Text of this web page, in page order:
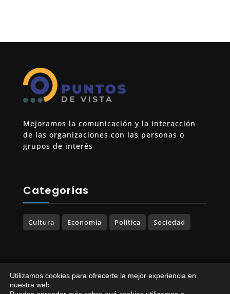
Mejoramos la comunicación y la interacción
de las organizaciones con las personas o
grupos de interés
Categorías
Cultura Economía Política Sociedad
© 2023-2025 PUNTOS DE VISTA. Todos los
Utilizamos cookies para ofrecerte la mejor experiencia en
nuestra web.